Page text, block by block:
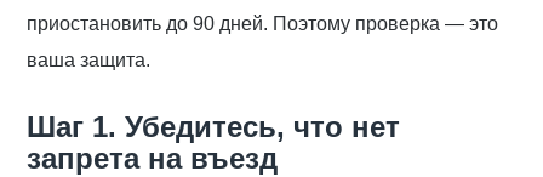
приостановить до 90 дней. Поэтому проверка — это
ваша защита.
Шаг 1. Убедитесь, что нет
запрета на въезд